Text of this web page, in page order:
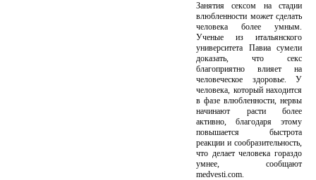
Занятия сексом на стадии
влюбленности может сделать
человека более умным.
Ученые из итальянского
университета Павиа сумели
доказать, что секс
благоприятно влияет на
человеческое здоровье. У
человека, который находится
в фазе влюбленности, нервы
начинают расти более
активно, благодаря этому
повышается быстрота
реакции и сообразительность,
что делает человека гораздо
умнее, сообщают
medvesti.com.